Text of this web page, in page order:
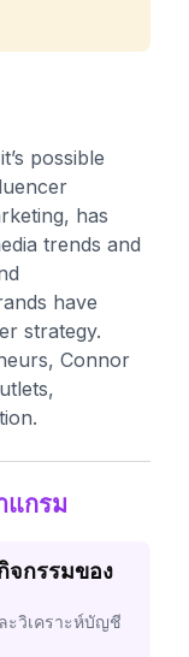
possible
has
trends and
have
strategy.
Connor
แกรม
จกรรมของ
ะวิเคราะห์บัญชี